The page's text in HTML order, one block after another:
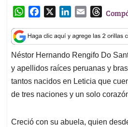
W
a
t
s
A
p
p
c
e
b
o
o
k
n
k
e
d
n
a
i
l
T
r
e
a
d
s
Néstor Hernando Rengifo Do
y apellidos raíces peruanas y
tantos nacidos en Leticia que
de tres naciones y un solo
Creció con su abuela, quien